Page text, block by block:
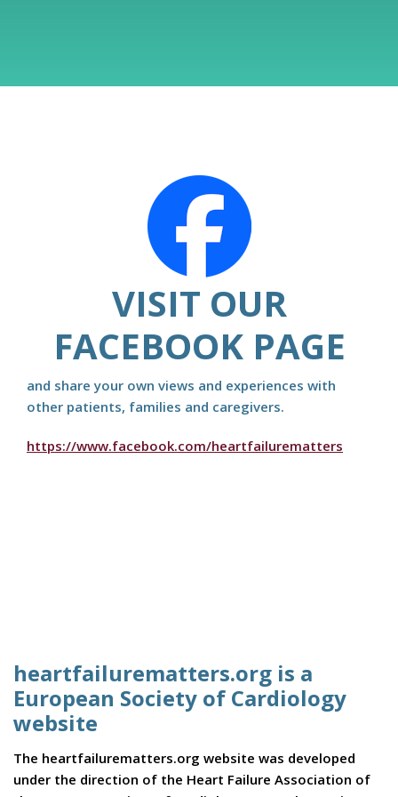
VISIT OUR
FACEBOOK PAGE
and share your own views and experiences with
other patients, families and caregivers.
https://www.facebook.com/heartfailurematters
heartfailurematters.org is a
European Society of Cardiology
website
The heartfailurematters.org website was developed
under the direction of the Heart Failure Association of